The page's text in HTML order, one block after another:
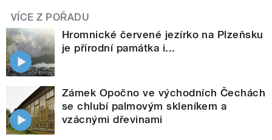
VÍCE Z POŘADU
Hromnické červené jezírko na Plzeňsku
je přírodní památka i...
Zámek Opočno ve východních Čechách
se chlubí palmovým skleníkem a
vzácnými dřevinami